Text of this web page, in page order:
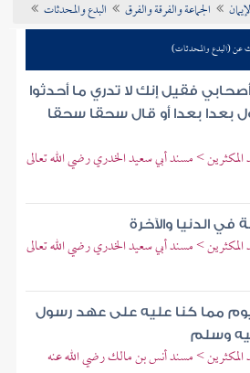
الجماعة والفرقة والفرق البدع والمحدثات
عن (البدع والمحدثات)
فقيل إنك لا تدري ما أحدثوا
بعدا بعدا أو قال سحقا سحقا
> مسند أبي سعيد الخدري رضي الله تعالى
الدنيا والآخرة
> مسند أبي سعيد الخدري رضي الله تعالى
مما كنا عليه على عهد رسول
وسلم
> مسند أنس بن مالك رضي الله عنه